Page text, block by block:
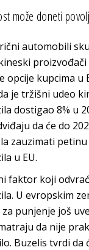
može doneti
automobili
opcije kupcima u
je tržišni udeo
dostigao 8% u
da će do
zauzimati
u EU.
faktor koji
U evropskim
punjenje još
da nije
Buzelis tvrdi da